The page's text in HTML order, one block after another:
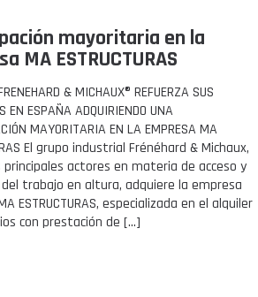
mayoritaria en la
MA ESTRUCTURAS
& MICHAUX® REFUERZA SUS
EN ESPAÑA ADQUIRIENDO UNA
MAYORITARIA EN LA EMPRESA MA
El grupo industrial Frénéhard & Michaux,
principales actores en materia de acceso y
trabajo en altura, adquiere la empresa
ESTRUCTURAS, especializada en el alquiler
con prestación de […]